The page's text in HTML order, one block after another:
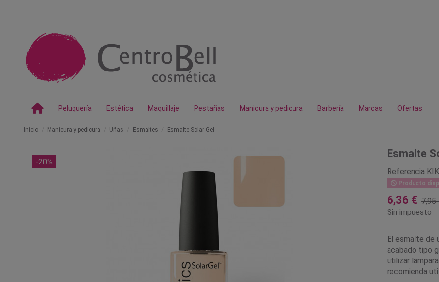
Peluquería Estética Maquillaje Pestañas Manicura y pedicura Barbería Marcas Ofertas
Inicio Manicura y pedicura Uñas Esmaltes Esmalte Solar Gel
-20%
Esmalte
Referencia
Producto
6,36 € 7,95
Sin impuesto
El esmalte de
acabado tipo
utilizar
recomienda